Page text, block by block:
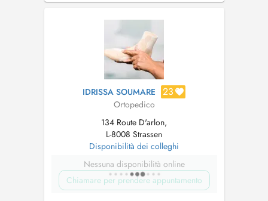
IDRISSA SOUMARE 23
Ortopedico
134 Route D'arlon,
L-8008 Strassen
Disponibilità dei colleghi
Nessuna disponibilità online
Chiamare per prendere appuntamento